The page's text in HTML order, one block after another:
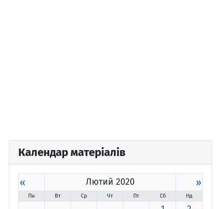
Календар матеріалів
« Лютий 2020 »
Пн Вт Ср Чт Пт Сб Нд